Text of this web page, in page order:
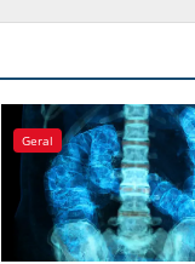
Geral